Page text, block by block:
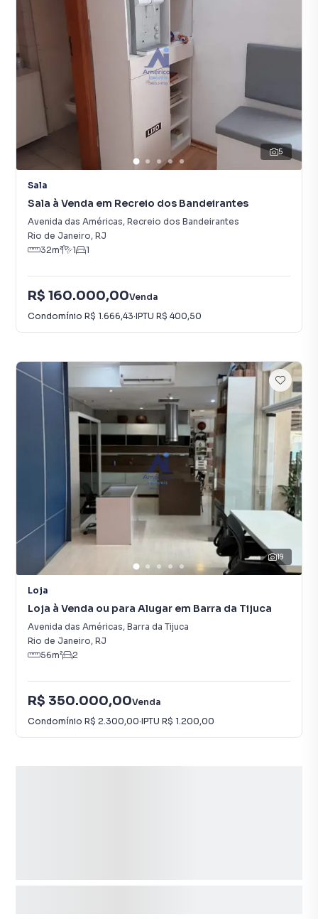
5
Sala
Sala à Venda em Recreio dos Bandeirantes
Avenida das Américas, Recreio dos Bandeirantes
Rio de Janeiro, RJ
32m² 1 1
R$ 160.000,00Venda
Condomínio R$ 1.666,43·IPTU R$ 400,50
19
Loja
Loja à Venda ou para Alugar em Barra da Tijuca
Avenida das Américas, Barra da Tijuca
Rio de Janeiro, RJ
56m² 2
R$ 350.000,00Venda
Condomínio R$ 2.300,00·IPTU R$ 1.200,00